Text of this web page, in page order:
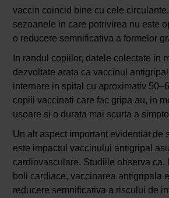
vaccin coincid bine cu cele
sezoanele in care potrivirea nu este
o reducere semnificativa a formelor
In randul copiilor, datele colectate in
dezvoltate arata ca vaccinul
internare in spital cu aproximativ
copiii vaccinati care fac gripa au, in
usoare si o durata mai scurta a
Un alt aspect important evidentiat de
este impactul vaccinului antigripal
cardiovasculare. Studiile observa ca,
boli cardiace, vaccinarea antigripala
reducere semnificativa a riscului de